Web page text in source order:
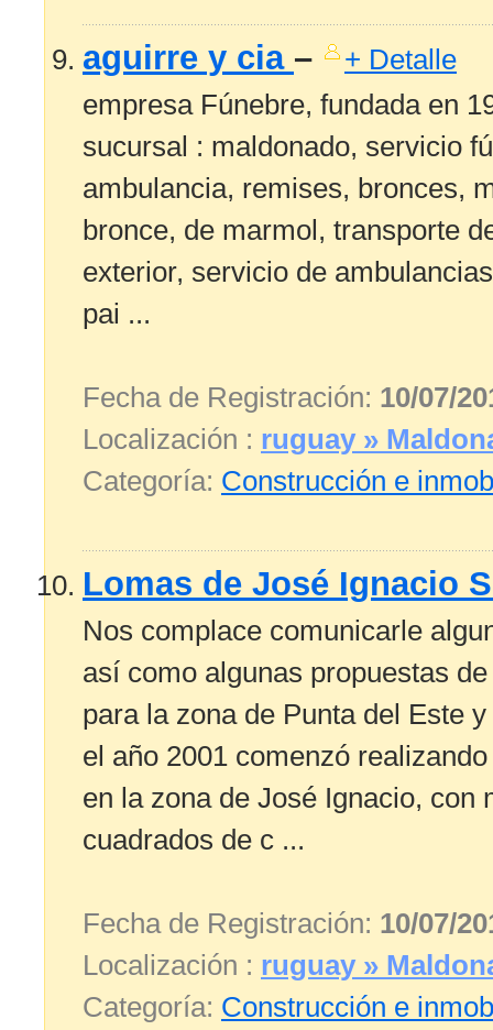
aguirre y cia – + Detalle
empresa Fúnebre, fundada en
sucursal : maldonado, servicio
ambulancia, remises, bronces,
bronce, de marmol, transporte
exterior, servicio de
pai ...
Fecha de Registración: 10/07/
Localización : ruguay »
Categoría: Construcción e
Lomas de José Ignacio
Nos complace comunicarle
así como algunas propuestas
para la zona de Punta del Este
el año 2001 comenzó
en la zona de José Ignacio, con
cuadrados de c ...
Fecha de Registración: 10/07/
Localización : ruguay »
Categoría: Construcción e